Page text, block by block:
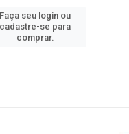
Faça seu login ou
cadastre-se para
comprar.